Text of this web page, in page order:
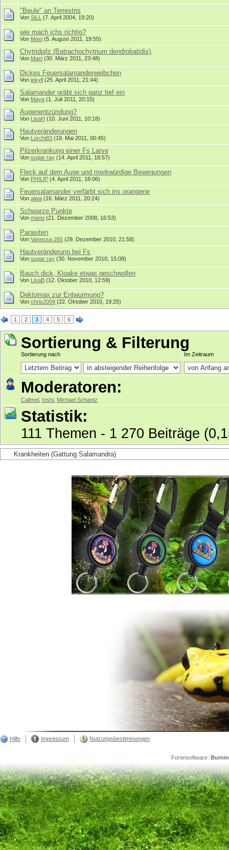
"Beule" an Terrestris
Von SiLL (7. April 2004, 19:20)
wie mach ichs richtig?
Von Maxi (5. August 2011, 19:55)
Chytridpilz (Batrachochytrium dendrobatidis),
Von Maxi (30. März 2011, 23:48)
Dickes Feuersalamanderweibchen
Von jekyll (25. April 2011, 21:44)
Salamander gräbt sich ganz tief ein
Von Maya (1. Juli 2011, 20:15)
Augenentzündung?
Von LisaH (10. Juni 2011, 10:18)
Hautveränderungen
Von Lurchi83 (19. Mai 2011, 00:45)
Pilzerkrankung einer Fs Larve
Von sugar ray (14. April 2011, 18:57)
Fleck auf dem Auge und merkwürdige Bewegungen
Von PHILIP (4. April 2011, 18:06)
Feuersalamander verfärbt sich ins orangene
Von aiwa (16. März 2011, 20:24)
Schwarze Punkte
Von mario (21. Dezember 2008, 16:53)
Parasiten
Von Vanessa 265 (29. Dezember 2010, 21:58)
Hautveränderung bei Fs
Von sugar ray (30. November 2010, 15:08)
Bauch dick, Kloake etwas geschwollen
Von LisaB (12. Oktober 2010, 12:59)
Dektomax zur Entwurmung?
Von chris2009 (22. Oktober 2010, 19:25)
1 2 3 4 5 6
Sortierung & Filterung
Sortierung nach Im Zeitraum
Moderatoren:
Callmel Inshi Michael Schantz
Statistik:
111 Themen - 1 270 Beiträge
Hilfe Impressum Nutzungsbestimmungen
Forensoftware: